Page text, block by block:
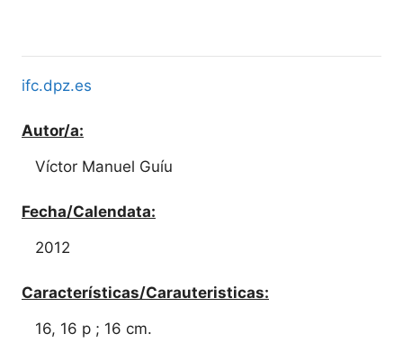
ifc.dpz.es
Autor/a:
Víctor Manuel Guíu
Fecha/Calendata:
2012
Características/Carauteristicas:
16, 16 p ; 16 cm.